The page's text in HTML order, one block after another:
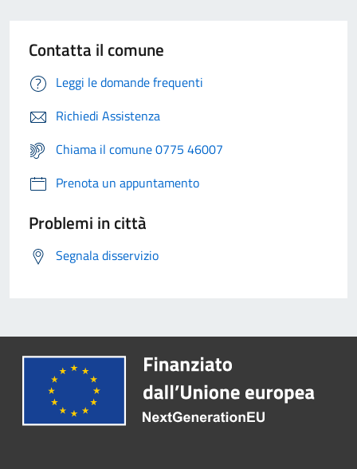
Contatta il comune
Leggi le domande frequenti
Richiedi Assistenza
Chiama il comune 0775 46007
Prenota un appuntamento
Problemi in città
Segnala disservizio